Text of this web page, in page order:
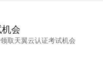
会
取天翼云认证考试机会